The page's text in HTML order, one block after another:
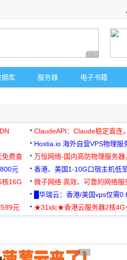
广告 商业广告，
据库 服务器 电子书籍
ClaudeAPI：Claude稳定直连
Hostia.io 海外自营VPS物理服
费查
万恒网络-国内高防物理服务器
99元/月起
元 香港、美国1-10G口宿主机低
核16G
微子网络 高效、可靠的网络服
█华瑞云：香港/美国vps仅需
元
★31idc★香港云服务器2核
性选择 广告 商业广告，理性